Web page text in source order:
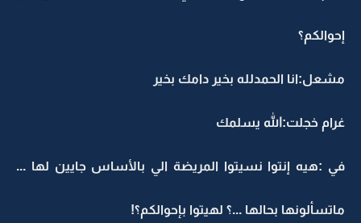
إحوالكم؟
مشعل:انا الحمدلله بخير دامك بخير
غرام خجلت:الله يسلمك
في :هيه إنتوا نسيتوا المريضة الي بالأساس جايين لها ...
ماتسألونها بحالها ...؟ لهيتوا بإحوالكم؟!